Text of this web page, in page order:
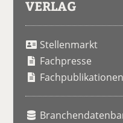
VERLAG
Stellenmarkt
Fachpresse
Fachpublikationen